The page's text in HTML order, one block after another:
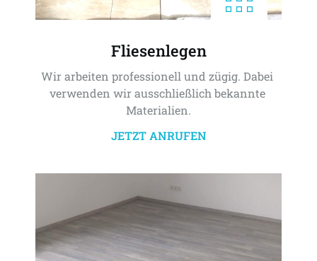
Fliesenlegen
Wir arbeiten professionell und zügig. Dabei
verwenden wir ausschließlich bekannte
Materialien.
JETZT ANRUFEN